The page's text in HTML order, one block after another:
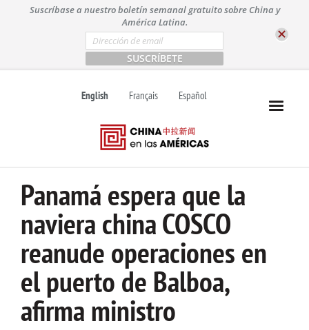
t
Suscríbase a nuestro boletín semanal gratuito sobre China y
América Latina.
E
m
a
i
*
English Français Español
Panamá espera que la
naviera china COSCO
reanude operaciones en
el puerto de Balboa,
afirma ministro